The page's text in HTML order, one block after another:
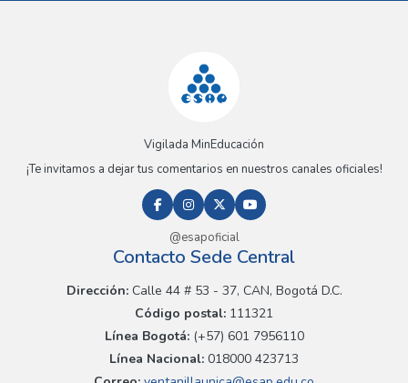
Vigilada MinEducación
¡Te invitamos a dejar tus comentarios en nuestros canales oficiales!
@esapoficial
Contacto Sede Central
Dirección:Calle 44 # 53 - 37, CAN, Bogotá D.C.
Código postal: 111321
Línea Bogotá:(+57) 601 7956110
Línea Nacional: 018000 423713